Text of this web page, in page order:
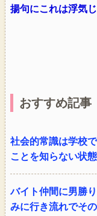
揚句にこれは浮気
おすすめ記事
社会的常識は学校
ことを知らない状態
バイト仲間に男勝
みに行き流れでそ